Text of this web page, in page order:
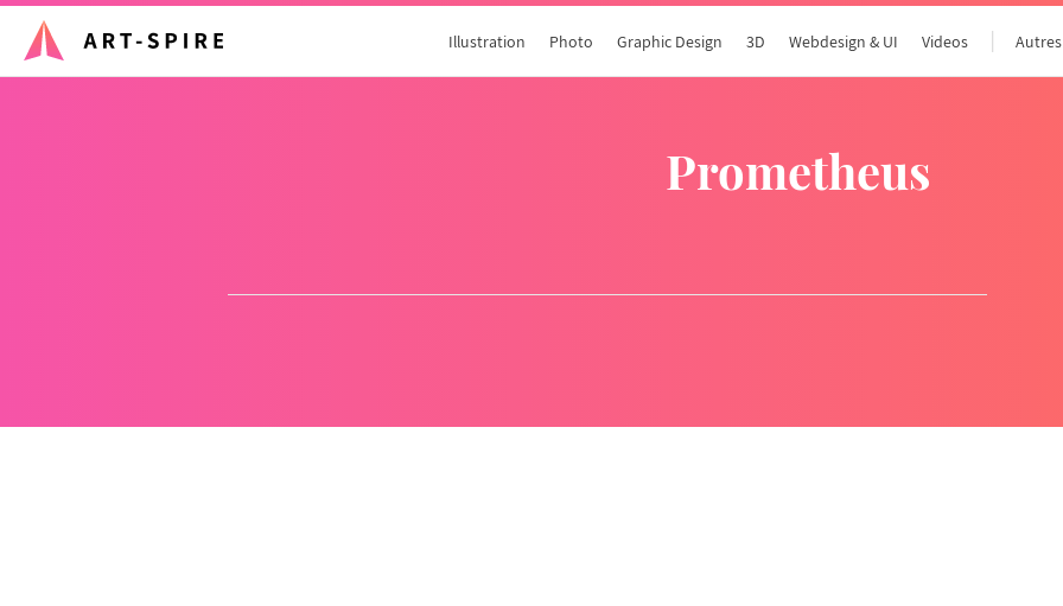
Illustration Photo Graphic Design 3D Webdesign & UI Videos Autres
prometheus